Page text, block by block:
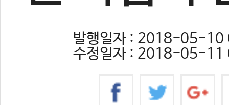
발행일자 : 2018-05-
수정일자 : 2018-05-